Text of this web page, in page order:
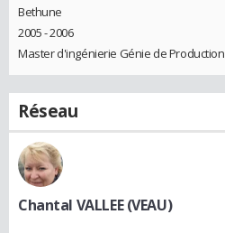
Bethune
2005 - 2006
Master d'ingénierie Génie de Production
Réseau
Chantal VALLEE (VEAU)